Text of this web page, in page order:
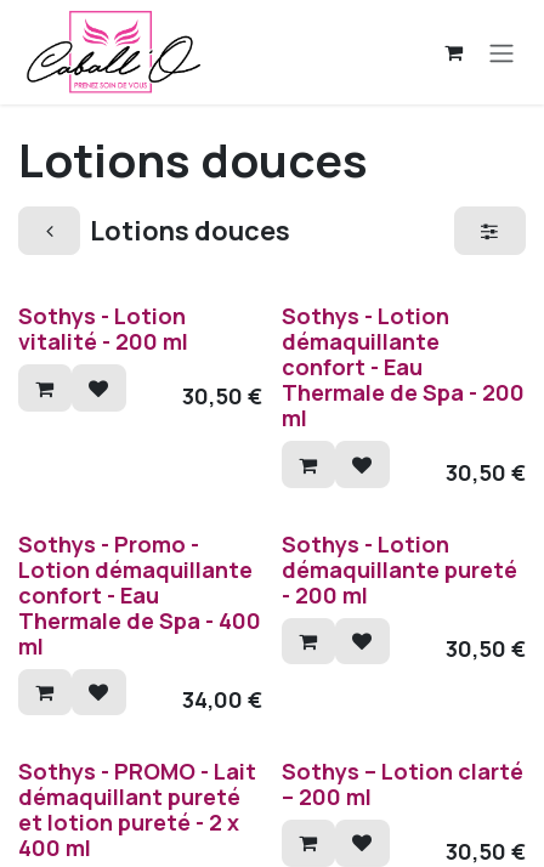
Se rendre au contenu
Lotions douces
Lotions douces
Sothys - Lotion
vitalité - 200 ml
30,50 €
Sothys - Lotion
démaquillante
confort - Eau
Thermale de Spa - 200
ml
30,50 €
Sothys - Promo -
Lotion démaquillante
confort - Eau
Thermale de Spa - 400
ml
34,00 €
Sothys - Lotion
démaquillante pureté
- 200 ml
30,50 €
Sothys - PROMO - Lait
démaquillant pureté
et lotion pureté - 2 x
400 ml
Sothys – Lotion clarté
– 200 ml
30,50 €